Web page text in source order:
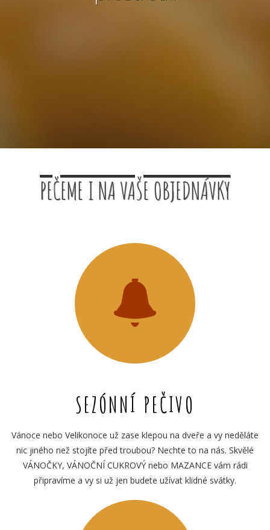
PEČEME I NA VAŠE OBJEDNÁVKY
SEZÓNNÍ PEČIVO
Vánoce nebo Velikonoce už zase klepou na dveře a vy neděláte
nic jiného než stojíte před troubou? Nechte to na nás. Skvělé
VÁNOČKY, VÁNOČNÍ CUKROVÝ nebo MAZANCE vám rádi
připravíme a vy si už jen budete užívat klidné svátky.